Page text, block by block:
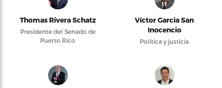
Thomas Rivera Schatz
Presidente del Senado de
Puerto Rico
Víctor García San
Inocencio
Política y justicia